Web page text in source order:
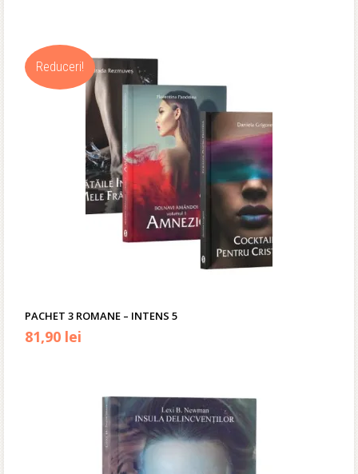
fost:
54,90 lei.
Reduceri!
PACHET 3 ROMANE – INTENS 5
Prețul
81,90 lei
este:
81,90 lei.